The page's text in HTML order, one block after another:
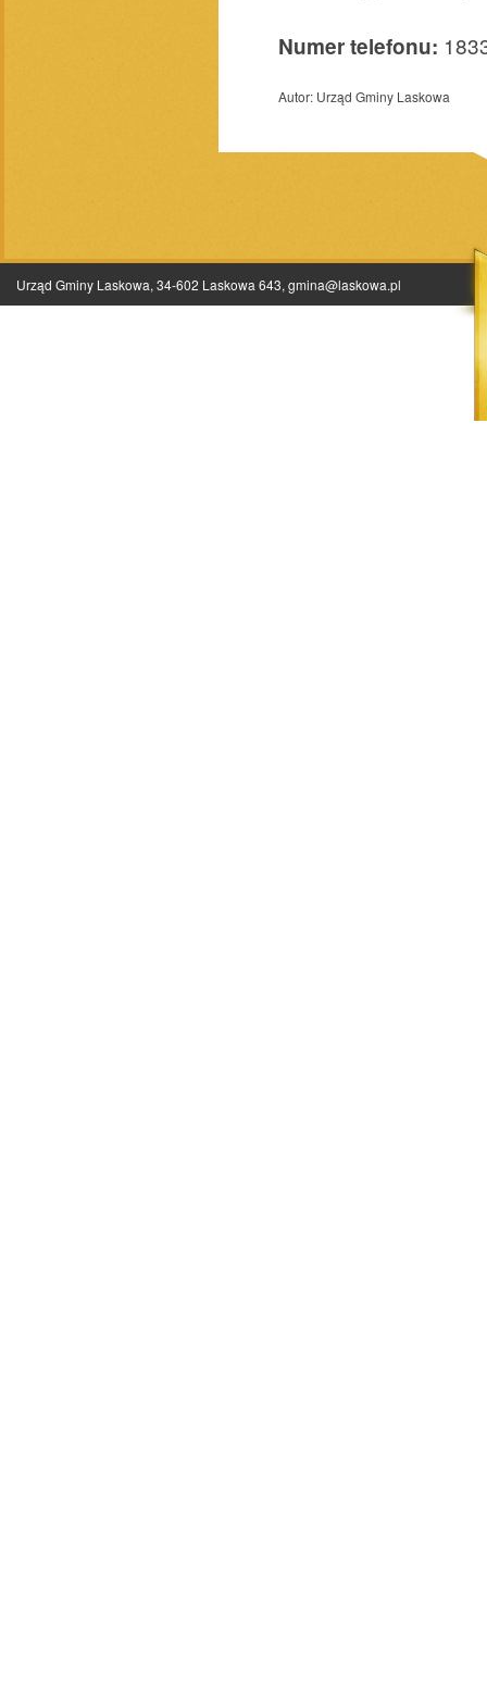
Numer telefonu:
Autor: Urząd Gminy Laskowa
Urząd Gminy Laskowa, 34-602 Laskowa 643, gmina@laskowa.pl